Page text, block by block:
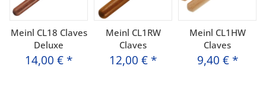
Meinl CL18 Claves
Deluxe
14,00 € *
Meinl CL1RW
Claves
12,00 € *
Meinl CL1HW
Claves
9,40 € *